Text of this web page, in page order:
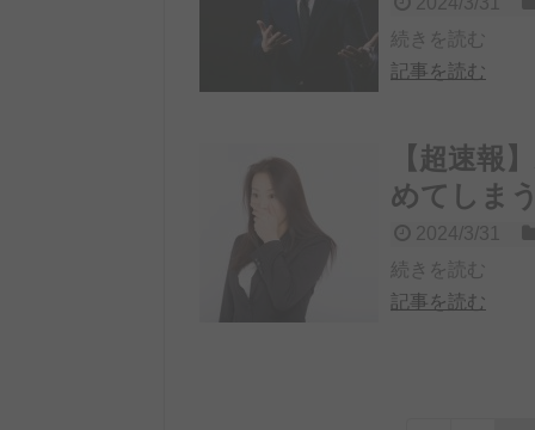
続きを読む
記事を読む
【超速報
めてしま
2024/3/31
続きを読む
記事を読む